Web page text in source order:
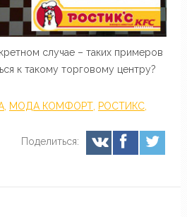
случае – таких примеров
к такому торговому центру?
, МОДА КОМФОРТ, РОСТИКС,
Поделиться: